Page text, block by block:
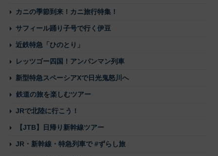
カニの季節到来！カニ旅行特集！
サフィール踊り子号で行く伊豆
近鉄特急「ひのとり」
レッツゴー四国！アンパンマン列車
新型特急スペーシアXで日光鬼怒川へ
鉄道の旅を楽しむツアー
JRで北陸に行こう！
【JTB】日帰り新幹線ツアー
JR・新幹線・特急列車で #ずらし旅